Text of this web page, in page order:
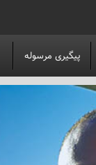
پیگیری مرسوله